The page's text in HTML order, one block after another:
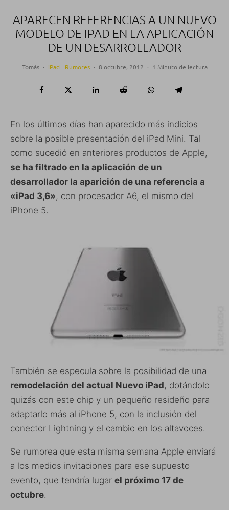
APARECEN REFERENCIAS A UN NUEVO
MODELO DE IPAD EN LA APLICACIÓN
DE UN DESARROLLADOR
Tomás · iPad Rumores · 8 octubre, 2012 · 1 Minuto de lectura
En los últimos días han aparecido más indicios
sobre la posible presentación del iPad Mini. Tal
como sucedió en anteriores productos de Apple,
se ha filtrado en la aplicación de un
desarrollador la aparición de una referencia a
«iPad 3,6», con procesador A6, el mismo del
iPhone 5.
También se especula sobre la posibilidad de una
remodelación del actual Nuevo iPad, dotándolo
quizás con este chip y un pequeño resideño para
adaptarlo más al iPhone 5, con la inclusión del
conector Lightning y el cambio en los altavoces.
Se rumorea que esta misma semana Apple enviará
a los medios invitaciones para ese supuesto
evento, que tendría lugar el próximo 17 de
octubre.